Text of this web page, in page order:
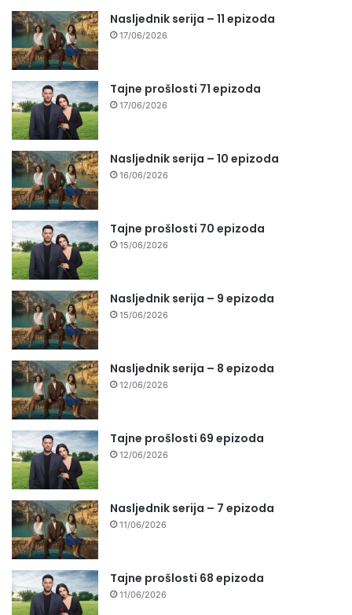
Nasljednik serija – 11 epizoda
17/06/2026
Tajne prošlosti 71 epizoda
17/06/2026
Nasljednik serija – 10 epizoda
16/06/2026
Tajne prošlosti 70 epizoda
15/06/2026
Nasljednik serija – 9 epizoda
15/06/2026
Nasljednik serija – 8 epizoda
12/06/2026
Tajne prošlosti 69 epizoda
12/06/2026
Nasljednik serija – 7 epizoda
11/06/2026
Tajne prošlosti 68 epizoda
11/06/2026